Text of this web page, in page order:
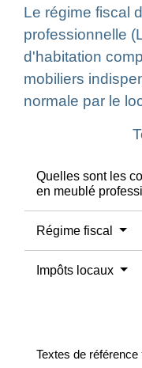
Le régime fiscal
professionnelle
d'habitation
mobiliers
normale par le
Quelles sont les
en meublé
Régime fiscal
Impôts locaux
Textes de référence